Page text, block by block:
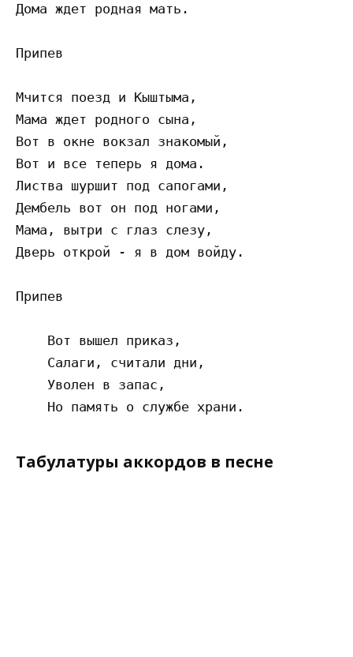
Дома ждет родная мать.
Припев
Мчится поезд и Кыштыма,
Мама ждет родного сына,
Вот в окне вокзал знакомый,
Вот и все теперь я дома.
Листва шуршит под сапогами,
Дембель вот он под ногами,
Мама, вытри с глаз слезу,
Дверь открой - я в дом войду.
Припев
    Вот вышел приказ,
    Салаги, считали дни,
    Уволен в запас,
Табулатуры аккордов в песне